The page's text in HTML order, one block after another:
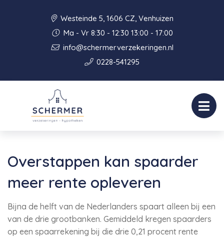
Westeinde 5, 1606 CZ, Venhuizen
Ma - Vr 8:30 - 12:30 13:00 - 17:00
info@schermerverzekeringen.nl
0228-541295
Overstappen kan spaarder
meer rente opleveren
Bijna de helft van de Nederlanders spaart alleen bij een
van de drie grootbanken. Gemiddeld kregen spaarders
op een spaarrekening bij die drie 0,21 procent rente